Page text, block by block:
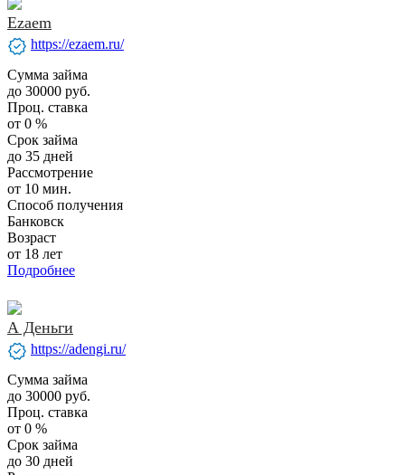
Ezaem
verified https://ezaem.ru/
Сумма займа
до 30000 руб.
Проц. ставка
от 0 %
Срок займа
до 35 дней
Рассмотрение
от 10 мин.
Способ получения
Банковск
Возраст
от 18 лет
Подробнее
А Деньги
verified https://adengi.ru/
Сумма займа
до 30000 руб.
Проц. ставка
от 0 %
Срок займа
до 30 дней